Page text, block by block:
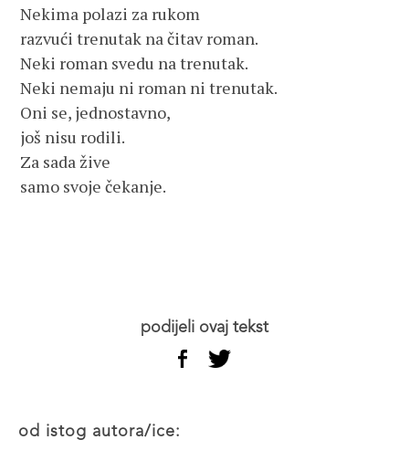
Nekima polazi za rukom
razvući trenutak na čitav roman.
Neki roman svedu na trenutak.
Neki nemaju ni roman ni trenutak.
Oni se, jednostavno,
još nisu rodili.
Za sada žive
samo svoje čekanje.
podijeli ovaj tekst
od istog autora/ice: